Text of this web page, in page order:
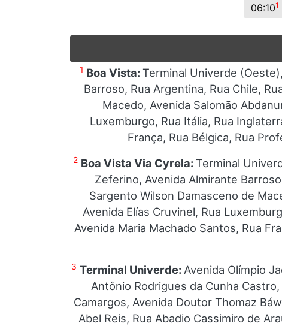
06:101
1 Boa Vista:Terminal Univerde
Barroso, Rua Argentina, Rua Chile,
Macedo, Avenida Salomão
Luxemburgo, Rua Itália, Rua
França, Rua Bélgica, Rua
2 Boa Vista Via Cyrela:Terminal
Zeferino, Avenida Almirante
Sargento Wilson Damasceno de
Avenida Elías Cruvinel, Rua
Avenida Maria Machado Santos, Rua
3 Terminal Univerde: Avenida Olímpio
Antônio Rodrigues da Cunha
Camargos, Avenida Doutor Thomaz
Abel Reis, Rua Abadio Cassimiro de